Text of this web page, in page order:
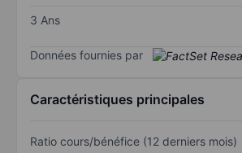
3 Ans
Données fournies par
Caractéristiques principales
Ratio cours/bénéfice (12 derniers mois)